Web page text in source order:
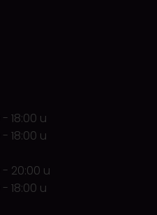
- 18:00 u
- 18:00 u
- 20:00 u
- 18:00 u